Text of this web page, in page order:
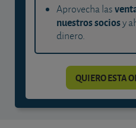
Aprovecha las
nuestros sociosy
dinero.
QUIERO ESTA